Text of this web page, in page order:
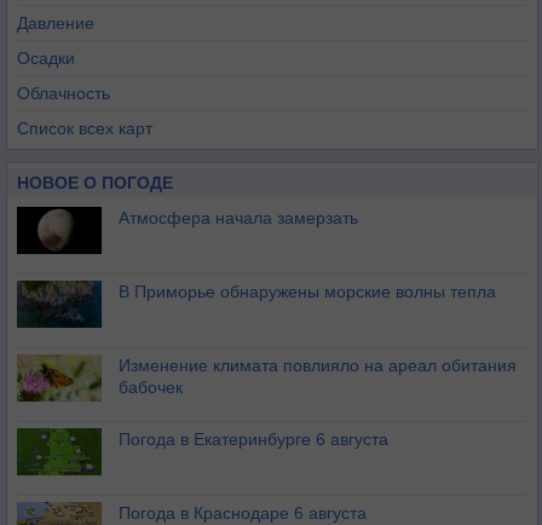
Давление
Осадки
Облачность
Список всех карт
НОВОЕ О ПОГОДЕ
Атмосфера начала замерзать
В Приморье обнаружены морские волны тепла
Изменение климата повлияло на ареал обитания
бабочек
Погода в Екатеринбурге 6 августа
Погода в Краснодаре 6 августа